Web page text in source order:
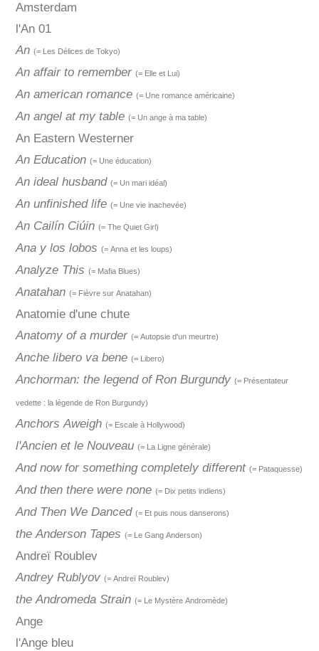
Amsterdam
l'An 01
An (= Les Délices de Tokyo)
An affair to remember (= Elle et Lui)
An american romance (= Une romance américaine)
An angel at my table (= Un ange à ma table)
An Eastern Westerner
An Education (= Une éducation)
An ideal husband (= Un mari idéal)
An unfinished life (= Une vie inachevée)
An Cailín Ciúin (= The Quiet Girl)
Ana y los lobos (= Anna et les loups)
Analyze This (= Mafia Blues)
Anatahan (= Fièvre sur Anatahan)
Anatomie d'une chute
Anatomy of a murder (= Autopsie d'un meurtre)
Anche libero va bene (= Libero)
Anchorman: the legend of Ron Burgundy (= Présentateur
vedette : la légende de Ron Burgundy)
Anchors Aweigh (= Escale à Hollywood)
l'Ancien et le Nouveau (= La Ligne générale)
And now for something completely different (= Pataquesse)
And then there were none (= Dix petits indiens)
And Then We Danced (= Et puis nous danserons)
the Anderson Tapes (= Le Gang Anderson)
Andreï Roublev
Andrey Rublyov (= Andreï Roublev)
the Andromeda Strain (= Le Mystère Andromède)
Ange
l'Ange bleu